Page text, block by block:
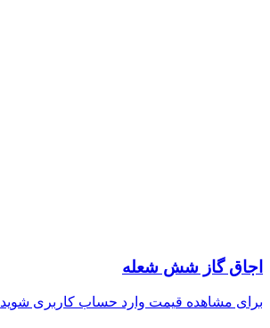
اجاق گاز شش شعله
برای مشاهده قیمت وارد حساب کاربری شوید